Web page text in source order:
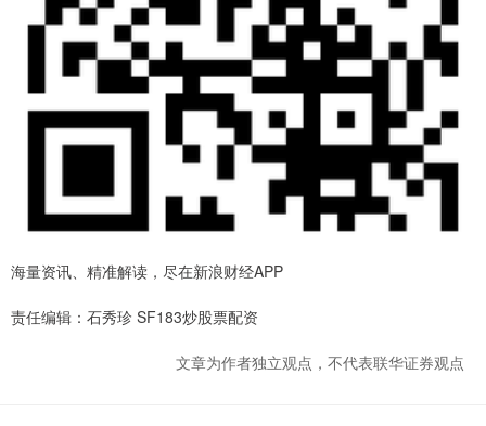
海量资讯、精准解读，尽在新浪财经APP
责任编辑：石秀珍 SF183炒股票配资
文章为作者独立观点，不代表联华证券观点